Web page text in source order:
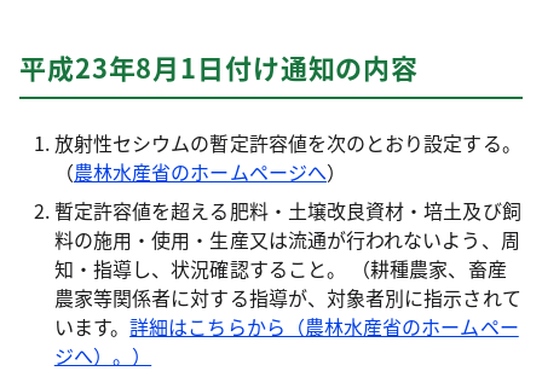
平成23年8月1日付け通知の内容
放射性セシウムの暫定許容値を次のとおり設定する。
（農林水産省のホームページへ）
暫定許容値を超える肥料・土壌改良資材・培土及び飼
料の施用・使用・生産又は流通が行われないよう、周
知・指導し、状況確認すること。 （耕種農家、畜産
農家等関係者に対する指導が、対象者別に指示されて
います。詳細はこちらから（農林水産省のホームペー
ジへ）。）